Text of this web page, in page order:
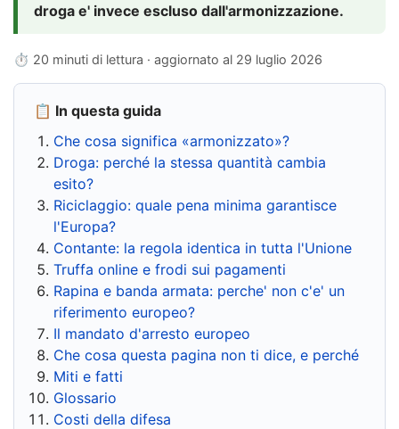
droga e' invece escluso dall'armonizzazione.
⏱ 20 minuti di lettura · aggiornato al 29 luglio 2026
📋 In questa guida
Che cosa significa «armonizzato»?
Droga: perché la stessa quantità cambia
esito?
Riciclaggio: quale pena minima garantisce
l'Europa?
Contante: la regola identica in tutta l'Unione
Truffa online e frodi sui pagamenti
Rapina e banda armata: perche' non c'e' un
riferimento europeo?
Il mandato d'arresto europeo
Che cosa questa pagina non ti dice, e perché
Miti e fatti
Glossario
Costi della difesa